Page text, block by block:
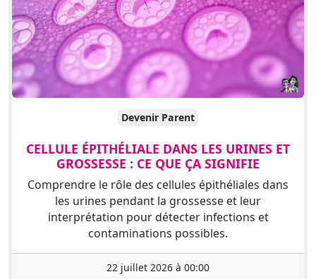
Devenir Parent
CELLULE ÉPITHÉLIALE DANS LES URINES ET
GROSSESSE : CE QUE ÇA SIGNIFIE
Comprendre le rôle des cellules épithéliales dans
les urines pendant la grossesse et leur
interprétation pour détecter infections et
contaminations possibles.
22 juillet 2026 à 00:00